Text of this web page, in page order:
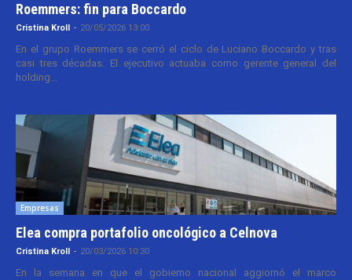
Roemmers: fin para Boccardo
Cristina Kroll - 20/05/2026 13:00
En el grupo Roemmers se cerró el ciclo de Luciano Boccardo y tras
casi tres décadas. El ejecutivo actuaba como gerente general del
holding...
Empresas
Elea compra portafolio oncológico a Celnova
Cristina Kroll - 20/03/2026 10:30
En la semana en que el gobierno nacional aggiornó el marco